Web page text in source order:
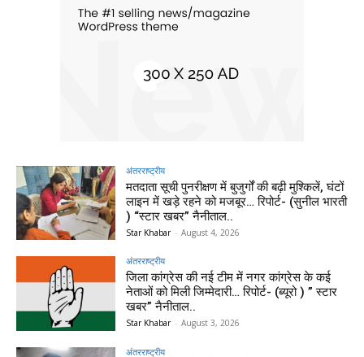
अंतरराष्ट्रीय
मतदाता सूची पुनरीक्षण में बुजुर्गों की बढ़ी मुश्किलें, घंटों
लाइन में खड़े रहने को मजबूर… रिपोर्ट- (सुनील भारती
) “स्टार खबर” नैनीताल..
Star Khabar - August 4, 2026
अंतरराष्ट्रीय
जिला कांग्रेस की नई टीम में नगर कांग्रेस के कई
नेताओं को मिली जिम्मेदारी… रिपोर्ट- (ब्यूरो ) ” स्टार
खबर” नैनीताल..
Star Khabar - August 3, 2026
अंतरराष्ट्रीय